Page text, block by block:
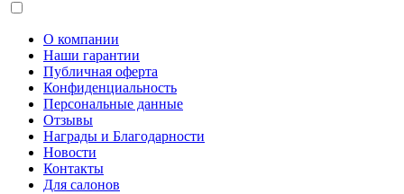
О компании
Наши гарантии
Публичная оферта
Конфиденциальность
Персональные данные
Отзывы
Награды и Благодарности
Новости
Контакты
Для салонов